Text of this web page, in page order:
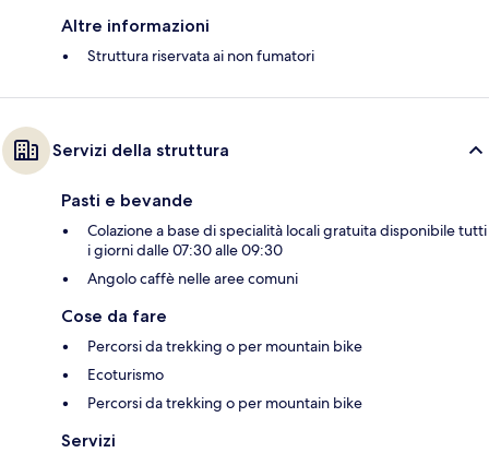
Altre informazioni
Struttura riservata ai non fumatori
Servizi della struttura
Pasti e bevande
Colazione a base di specialità locali gratuita disponibile tutti
i giorni dalle 07:30 alle 09:30
Angolo caffè nelle aree comuni
Cose da fare
Percorsi da trekking o per mountain bike
Ecoturismo
Percorsi da trekking o per mountain bike
Servizi